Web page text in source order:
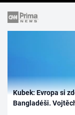
Kubek: Evropa si
Bangladéši.